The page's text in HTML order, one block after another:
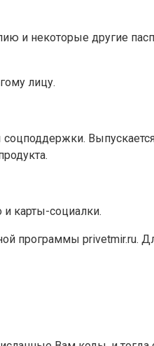
и некоторые другие
лицу.
Выпускается
карты-социалки.
программы privetmir.ru.